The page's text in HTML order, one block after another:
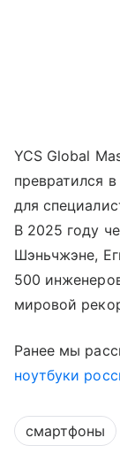
YCS Global
превратился
для
В 2025 году
Шэньчжэне,
500
мировой
Ранее мы
ноутбуки
смартфоны